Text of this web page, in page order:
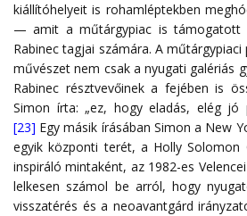
kiállítóhelyeit is rohamléptekben
— amit a műtárgypiac is támogatott
Rabinec tagjai számára. A
művészet nem csak a nyugati galériás
Rabinec résztvevőinek a fejében is
Simon írta: „ez, hogy eladás, elég jó
[23] Egy másik írásában Simon a New
egyik központi terét, a Holly Solomon
inspiráló mintaként, az 1982-es
lelkesen számol be arról, hogy
visszatérés és a neoavantgárd